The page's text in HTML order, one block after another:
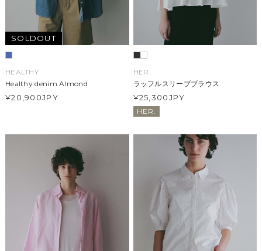
SOLDOUT
HEALTHY
Healthy denim Almond
¥20,900JPY
HER.
ラッフルスリーブブラウス
¥25,300JPY
HER.